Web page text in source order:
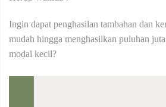
Ingin dapat penghasilan tambahan dan
mudah hingga menghasilkan puluhan
modal kecil?